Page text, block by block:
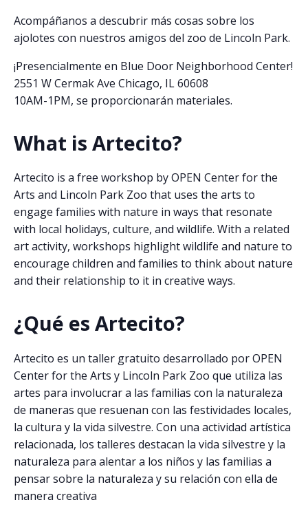
Acompáñanos a descubrir más cosas sobre los
ajolotes con nuestros amigos del zoo de Lincoln Park.
¡Presencialmente en Blue Door Neighborhood Center!
2551 W Cermak Ave Chicago, IL 60608
10AM-1PM, se proporcionarán materiales.
What is Artecito?
Artecito is a free workshop by OPEN Center for the
Arts and Lincoln Park Zoo that uses the arts to
engage families with nature in ways that resonate
with local holidays, culture, and wildlife. With a related
art activity, workshops highlight wildlife and nature to
encourage children and families to think about nature
and their relationship to it in creative ways.
¿Qué es Artecito?
Artecito es un taller gratuito desarrollado por OPEN
Center for the Arts y Lincoln Park Zoo que utiliza las
artes para involucrar a las familias con la naturaleza
de maneras que resuenan con las festividades locales,
la cultura y la vida silvestre. Con una actividad artística
relacionada, los talleres destacan la vida silvestre y la
naturaleza para alentar a los niños y las familias a
pensar sobre la naturaleza y su relación con ella de
manera creativa